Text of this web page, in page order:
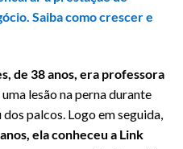
Saiba como crescer e
de 38 anos, era professora
lesão na perna durante
palcos. Logo em seguida,
ela conheceu a Link